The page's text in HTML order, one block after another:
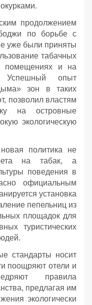
продолжением
по борьбе с
уже были приняты
табачных
помещениях и на
Успешный опыт
зон в таких
позволил властям
на островные
экологическую
политика не
на табак, а
поведения в
официальным
установка
пепельниц из
площадок для
туристических
стандарты носит
поощряют отели и
правила
предлагая им
экологически